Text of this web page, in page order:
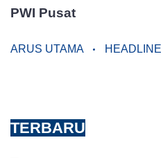
PWI Pusat
ARUS UTAMA HEADLINE
TERBARU